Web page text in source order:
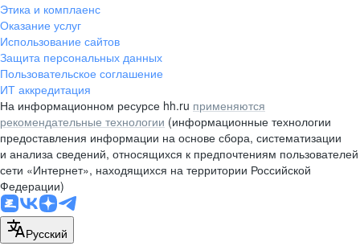
pr@rabota.by
Алматы
пр. Абая, д. 151, БЦ Алатау,
12 этаж, офис 1209
+7 727 232-13-13
pr@headhunter.com.kz
Этика и комплаенс
Оказание услуг
Использование сайтов
Защита персональных данных
Пользовательское соглашение
ИТ аккредитация
На информационном ресурсе hh.ru применяются
рекомендательные технологии (информационные технологии
предоставления информации на основе сбора, систематизации
и анализа сведений, относящихся к предпочтениям пользователей
сети «Интернет», находящихся на территории Российской
Федерации)
Русский